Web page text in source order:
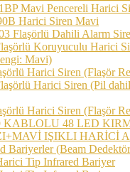
Mavi Pencereli Harici
Harici Siren Mavi
Flaşörlü Dahili Alarm
Koruyuculu Harici
Mavi)
Harici Siren (Flaşör
Harici Siren (Pil
Harici Siren (Flaşör
KABLOLU 48 LED
IŞIKLI HARİCİ
Bariyerler (Beam
Tip Infrared Bariyer